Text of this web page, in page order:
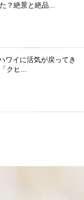
？絶景と絶品...
ワイに活気が戻ってき
クヒ...